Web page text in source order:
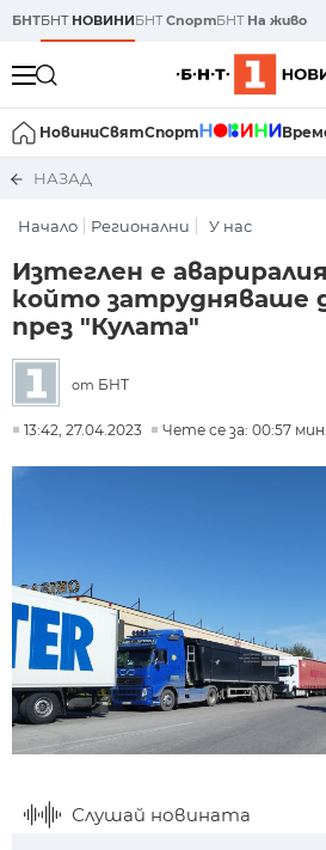
БНТБНТ НОВИНИБНТСпортБНТ На живо
НовиниСвятСпорт
НАЗАД
Начало Регионални У нас
Изтеглен е
който затрудняваше
през "Кулата"
от БНТ
13:42, 27.04.2023 Чете се за: 00:57 мин.
Слушай новината